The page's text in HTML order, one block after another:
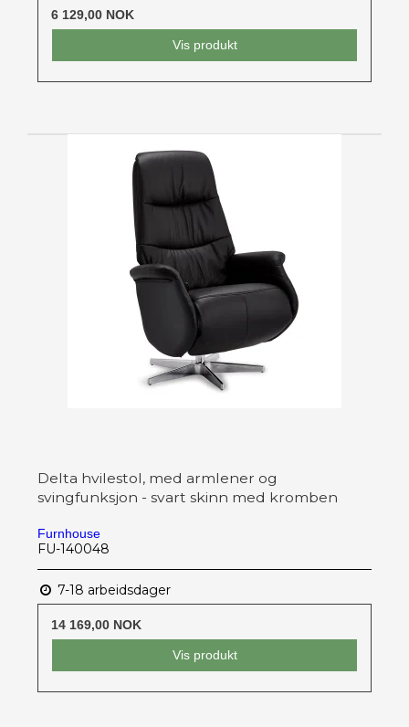
6 129,00 NOK
Vis produkt
Delta hvilestol, med armlener og
svingfunksjon - svart skinn med kromben
Furnhouse
FU-140048
7-18 arbeidsdager
14 169,00 NOK
Vis produkt